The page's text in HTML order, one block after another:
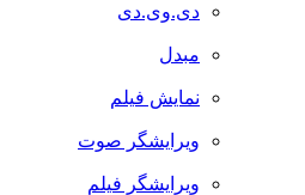
دی.وی.دی
مبدل
نمایش فیلم
ویرایشگر صوت
ویرایشگر فیلم